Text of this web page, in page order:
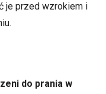
je przed wzrokiem i
do prania w